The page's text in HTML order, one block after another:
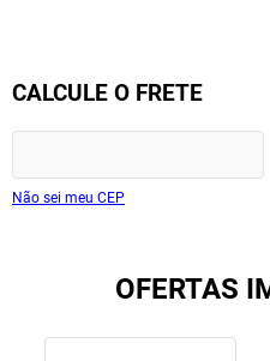
CALCULE O FRETE
Não sei meu CEP
OFERTAS